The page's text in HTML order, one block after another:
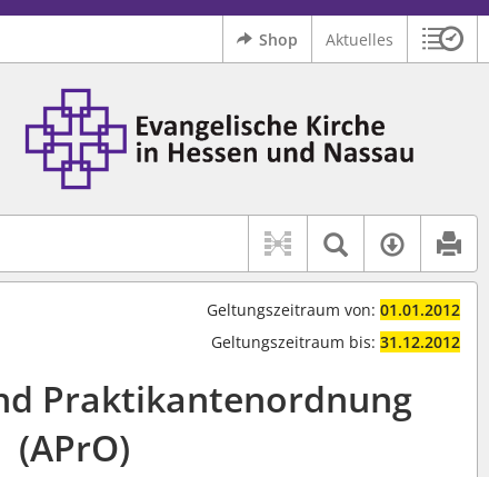
Shop Aktuelles
auch: "Pfarrerinitiative" oder "Pfarrerausschuss".
Hilfe.
Logo Ev. Kirche in Hessen und Nassau
Textsuche
Geltungszeitraum von: 01.01.2012
Geltungszeitraum bis: 31.12.2012
Praktikantenordnung
(APrO)